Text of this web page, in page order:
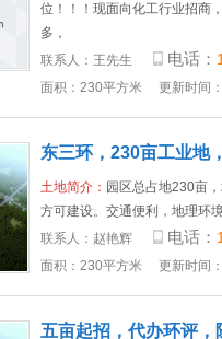
位！！！现面向化工行业招商
多，
联系人： 王先生 电话：
面积：230平方米 更新时间
东三环，230亩工业地
土地简介： 园区总占地230亩
方可建设。交通便利，地理环
联系人： 赵艳辉 电话：
面积：230平方米 更新时间
五亩起招，代办环评